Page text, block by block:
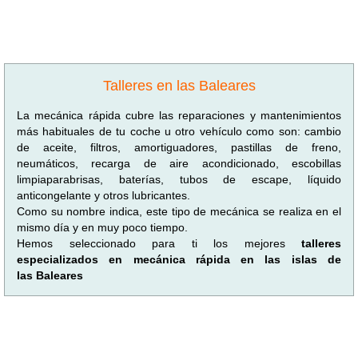
Talleres en las Baleares
La mecánica rápida cubre las reparaciones y mantenimientos
más habituales de tu coche u otro vehículo como son: cambio
de aceite, filtros, amortiguadores, pastillas de freno,
neumáticos, recarga de aire acondicionado, escobillas
limpiaparabrisas, baterías, tubos de escape, líquido
anticongelante y otros lubricantes.
Como su nombre indica, este tipo de mecánica se realiza en el
mismo día y en muy poco tiempo.
Hemos seleccionado para ti los mejores talleres
especializados en mecánica rápida en las islas de
las Baleares